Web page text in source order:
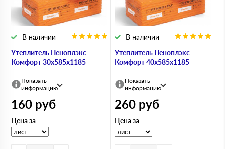
Утеплитель Пеноплэкс
Комфорт 30х585х1185
В наличии
Показать
информацию
160 руб
Цена за
Утеплитель Пеноплэкс
Комфорт 40х585х1185
В наличии
Показать
информацию
260 руб
Цена за